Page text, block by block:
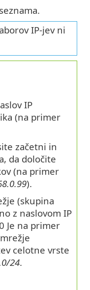
IP-jev ni
IP
(na primer
začetni in
da določite
(na primer
).
(skupina
z naslovom IP
Je na primer
celotne vrste
24.